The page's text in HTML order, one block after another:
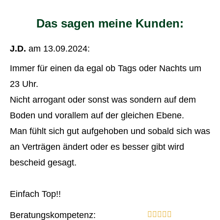
Das sagen meine Kunden:
J.D. am 13.09.2024:
Immer für einen da egal ob Tags oder Nachts um
23 Uhr.
Nicht arrogant oder sonst was sondern auf dem
Boden und vorallem auf der gleichen Ebene.
Man fühlt sich gut aufgehoben und sobald sich was
an Verträgen ändert oder es besser gibt wird
bescheid gesagt.
Einfach Top!!
Beratungskompetenz: